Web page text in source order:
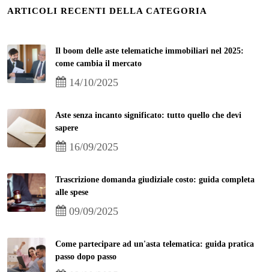
ARTICOLI RECENTI DELLA CATEGORIA
Il boom delle aste telematiche immobiliari nel 2025:
come cambia il mercato
14/10/2025
Aste senza incanto significato: tutto quello che devi
sapere
16/09/2025
Trascrizione domanda giudiziale costo: guida completa
alle spese
09/09/2025
Come partecipare ad un'asta telematica: guida pratica
passo dopo passo